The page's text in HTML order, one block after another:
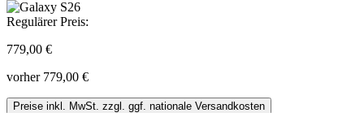
Regulärer Preis:
779,00 €
vorher 779,00 €
Preise inkl. MwSt. zzgl. ggf. nationale Versandkosten